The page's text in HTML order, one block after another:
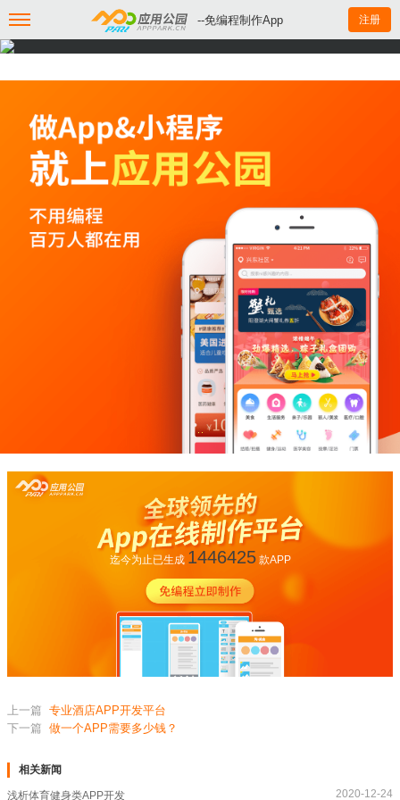
--免编程制作App 注册
迄今为止已生成 1446425款APP
上一篇 专业酒店APP开发平台
下一篇 做一个APP需要多少钱？
相关新闻
浅析体育健身类APP开发 2020-12-24